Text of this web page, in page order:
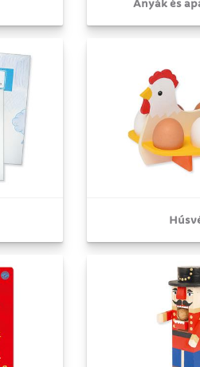
Anyák és